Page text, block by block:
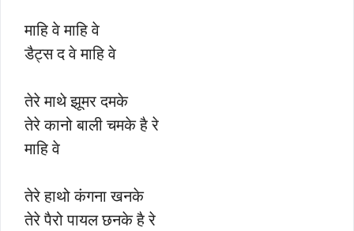
माहि वे माहि वे
डैट्स द वे माहि वे
तेरे माथे झूमर दमके
तेरे कानो बाली चमके है रे
माहि वे
तेरे हाथो कंगना खनके
तेरे पैरो पायल छनके है रे